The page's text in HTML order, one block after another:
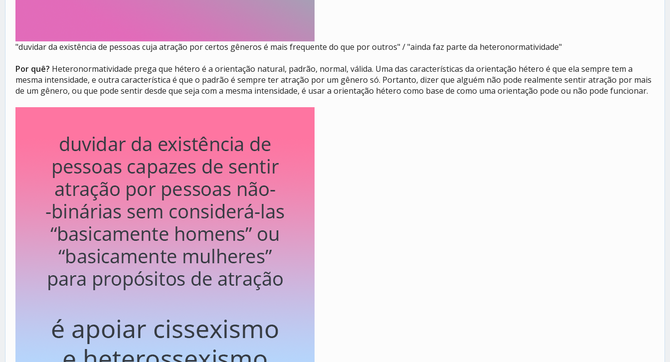
"duvidar da existência de pessoas cuja atração por certos gêneros é mais frequente do que por outros" / "ainda faz parte da heteronormatividade"
Por quê? Heteronormatividade prega que hétero é a orientação natural, padrão, normal, válida. Uma das características da orientação hétero é que ela sempre tem a
mesma intensidade, e outra característica é que o padrão é sempre ter atração por um gênero só. Portanto, dizer que alguém não pode realmente sentir atração por mais
de um gênero, ou que pode sentir desde que seja com a mesma intensidade, é usar a orientação hétero como base de como uma orientação pode ou não pode funcionar.